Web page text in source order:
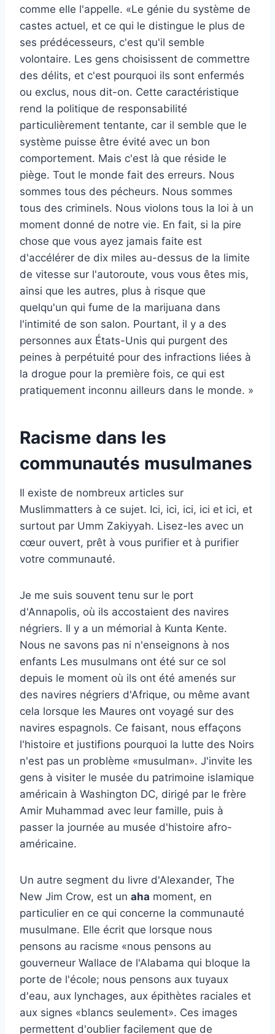
comme elle l'appelle. «Le génie du système de
castes actuel, et ce qui le distingue le plus de
ses prédécesseurs, c'est qu'il semble
volontaire. Les gens choisissent de commettre
des délits, et c'est pourquoi ils sont enfermés
ou exclus, nous dit-on. Cette caractéristique
rend la politique de responsabilité
particulièrement tentante, car il semble que le
système puisse être évité avec un bon
comportement. Mais c'est là que réside le
piège. Tout le monde fait des erreurs. Nous
sommes tous des pécheurs. Nous sommes
tous des criminels. Nous violons tous la loi à un
moment donné de notre vie. En fait, si la pire
chose que vous ayez jamais faite est
d'accélérer de dix miles au-dessus de la limite
de vitesse sur l'autoroute, vous vous êtes mis,
ainsi que les autres, plus à risque que
quelqu'un qui fume de la marijuana dans
l'intimité de son salon. Pourtant, il y a des
personnes aux États-Unis qui purgent des
peines à perpétuité pour des infractions liées à
la drogue pour la première fois, ce qui est
pratiquement inconnu ailleurs dans le monde. »
Racisme dans les
communautés musulmanes
Il existe de nombreux articles sur
Muslimmatters à ce sujet. Ici, ici, ici, ici et ici, et
surtout par Umm Zakiyyah. Lisez-les avec un
cœur ouvert, prêt à vous purifier et à purifier
votre communauté.
Je me suis souvent tenu sur le port
d'Annapolis, où ils accostaient des navires
négriers. Il y a un mémorial à Kunta Kente.
Nous ne savons pas ni n'enseignons à nos
enfants Les musulmans ont été sur ce sol
depuis le moment où ils ont été amenés sur
des navires négriers d'Afrique, ou même avant
cela lorsque les Maures ont voyagé sur des
navires espagnols. Ce faisant, nous effaçons
l'histoire et justifions pourquoi la lutte des Noirs
n'est pas un problème «musulman». J'invite les
gens à visiter le musée du patrimoine islamique
américain à Washington DC, dirigé par le frère
Amir Muhammad avec leur famille, puis à
passer la journée au musée d'histoire afro-
américaine.
Un autre segment du livre d'Alexander, The
New Jim Crow, est un aha moment, en
particulier en ce qui concerne la communauté
musulmane. Elle écrit que lorsque nous
pensons au racisme «nous pensons au
gouverneur Wallace de l'Alabama qui bloque la
porte de l'école; nous pensons aux tuyaux
d'eau, aux lynchages, aux épithètes raciales et
aux signes «blancs seulement». Ces images
permettent d'oublier facilement que de